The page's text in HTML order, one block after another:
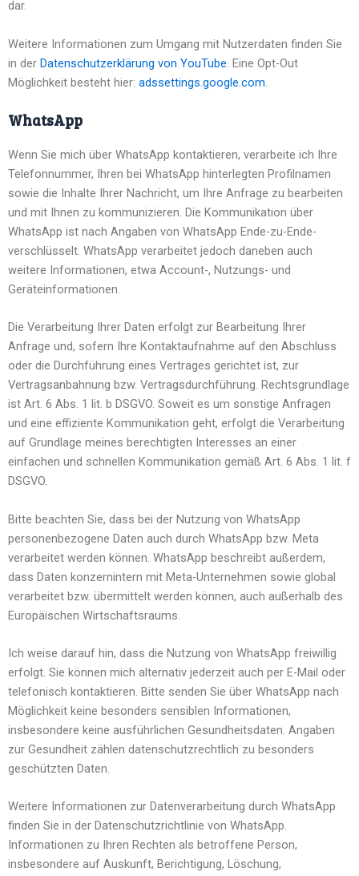
dar.
Weitere Informationen zum Umgang mit Nutzerdaten finden Sie
in der Datenschutzerklärung von YouTube. Eine Opt-Out
Möglichkeit besteht hier: adssettings.google.com.
WhatsApp
Wenn Sie mich über WhatsApp kontaktieren, verarbeite ich Ihre
Telefonnummer, Ihren bei WhatsApp hinterlegten Profilnamen
sowie die Inhalte Ihrer Nachricht, um Ihre Anfrage zu bearbeiten
und mit Ihnen zu kommunizieren. Die Kommunikation über
WhatsApp ist nach Angaben von WhatsApp Ende-zu-Ende-
verschlüsselt. WhatsApp verarbeitet jedoch daneben auch
weitere Informationen, etwa Account-, Nutzungs- und
Geräteinformationen.
Die Verarbeitung Ihrer Daten erfolgt zur Bearbeitung Ihrer
Anfrage und, sofern Ihre Kontaktaufnahme auf den Abschluss
oder die Durchführung eines Vertrages gerichtet ist, zur
Vertragsanbahnung bzw. Vertragsdurchführung. Rechtsgrundlage
ist Art. 6 Abs. 1 lit. b DSGVO. Soweit es um sonstige Anfragen
und eine effiziente Kommunikation geht, erfolgt die Verarbeitung
auf Grundlage meines berechtigten Interesses an einer
einfachen und schnellen Kommunikation gemäß Art. 6 Abs. 1 lit. f
DSGVO.
Bitte beachten Sie, dass bei der Nutzung von WhatsApp
personenbezogene Daten auch durch WhatsApp bzw. Meta
verarbeitet werden können. WhatsApp beschreibt außerdem,
dass Daten konzernintern mit Meta-Unternehmen sowie global
verarbeitet bzw. übermittelt werden können, auch außerhalb des
Europäischen Wirtschaftsraums.
Ich weise darauf hin, dass die Nutzung von WhatsApp freiwillig
erfolgt. Sie können mich alternativ jederzeit auch per E-Mail oder
telefonisch kontaktieren. Bitte senden Sie über WhatsApp nach
Möglichkeit keine besonders sensiblen Informationen,
insbesondere keine ausführlichen Gesundheitsdaten. Angaben
zur Gesundheit zählen datenschutzrechtlich zu besonders
geschützten Daten.
Weitere Informationen zur Datenverarbeitung durch WhatsApp
finden Sie in der Datenschutzrichtlinie von WhatsApp.
Informationen zu Ihren Rechten als betroffene Person,
insbesondere auf Auskunft, Berichtigung, Löschung,